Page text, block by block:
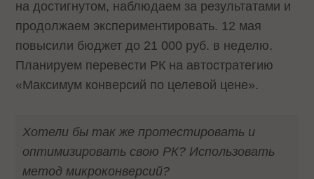
на достигнутом, наблюдаем за результатами и
продолжаем экспериментировать. 12 мая
повысили бюджет до 21 000 руб. в неделю.
Планируем перевести РК на автостратегию
«Максимум конверсий по целевой цене».
Хотели бы так же протестировать и
оптимизировать свою РК? Использовать
метод микроконверсий?